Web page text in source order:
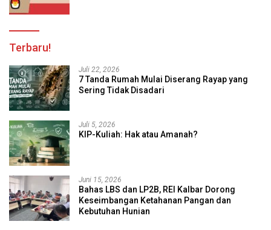
Terbaru!
Juli 22, 2026
7 Tanda Rumah Mulai Diserang Rayap yang
Sering Tidak Disadari
Juli 5, 2026
KIP-Kuliah: Hak atau Amanah?
Juni 15, 2026
Bahas LBS dan LP2B, REI Kalbar Dorong
Keseimbangan Ketahanan Pangan dan
Kebutuhan Hunian